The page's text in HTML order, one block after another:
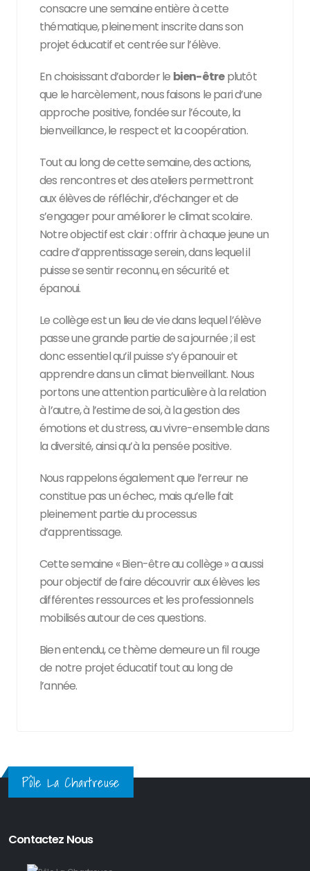
consacre une semaine entière à cette
thématique, pleinement inscrite dans son
projet éducatif et centrée sur l’élève.
En choisissant d’aborder le bien-êtreplutôt
que le harcèlement, nous faisons le pari d’une
approche positive, fondée sur l’écoute, la
bienveillance, le respect et la coopération.
Tout au long de cette semaine, des actions,
des rencontres et des ateliers permettront
aux élèves de réfléchir, d’échanger et de
s’engager pour améliorer le climat scolaire.
Notre objectif est clair : offrir à chaque jeune un
cadre d’apprentissage serein, dans lequel il
puisse se sentir reconnu, en sécurité et
épanoui.
Le collège est un lieu de vie dans lequel l’élève
passe une grande partie de sa journée ; il est
donc essentiel qu’il puisse s’y épanouir et
apprendre dans un climat bienveillant. Nous
portons une attention particulière à la relation
à l’autre, à l’estime de soi, à la gestion des
émotions et du stress, au vivre-ensemble dans
la diversité, ainsi qu’à la pensée positive.
Nous rappelons également que l’erreur ne
constitue pas un échec, mais qu’elle fait
pleinement partie du processus
d’apprentissage.
Cette semaine « Bien-être au collège » a aussi
pour objectif de faire découvrir aux élèves les
différentes ressources et les professionnels
mobilisés autour de ces questions.
Bien entendu, ce thème demeure un fil rouge
de notre projet éducatif tout au long de
l’année.
Pôle La Chartreuse
Contactez Nous